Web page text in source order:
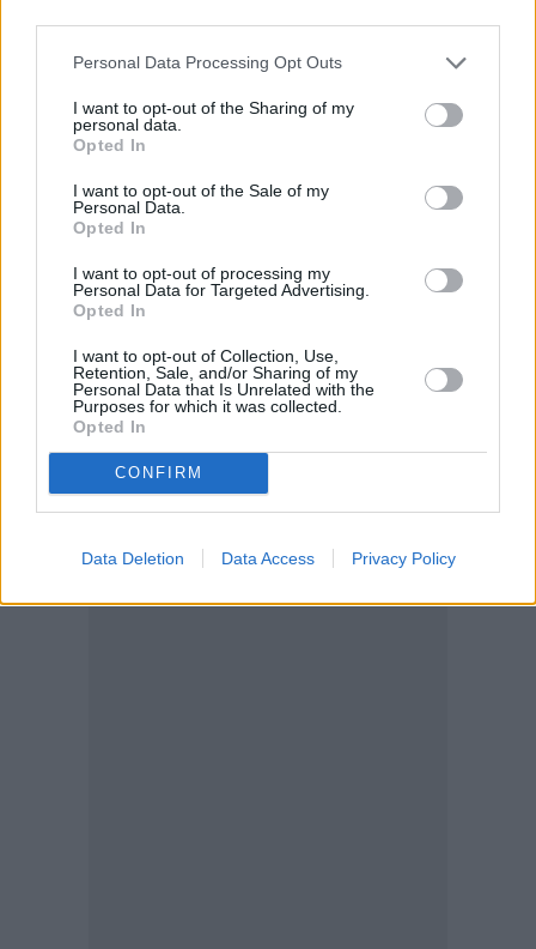
Personal Data Processing Opt Outs
I want to opt-out of the Sharing of my
personal data.
Opted In
I want to opt-out of the Sale of my
Personal Data.
Opted In
I want to opt-out of processing my
Personal Data for Targeted Advertising.
Opted In
I want to opt-out of Collection, Use,
Retention, Sale, and/or Sharing of my
Personal Data that Is Unrelated with the
Purposes for which it was collected.
Opted In
CONFIRM
Data Deletion Data Access Privacy Policy
αντισταθμίσει το αρχικό αποτύπωμα και να
ξεπεράσει τα οχήματα με κινητήρα εσωτερικής
καύσης ως προς την φιλικότητα προς το περιβάλλον.
ένα ηλεκτρικό εκπέμπει κατά μέσο όρο 24,2 τόνους
CO2 από τους 33 τόνους που εκπέμπει ένα
πετρελαιοκίνητο όχημα. Ωστόσο, η ανάλυση
υπογραμμίζει πως όταν ένα ηλεκτρικό βασίζεται
στην ηλεκτρική ενέργεια από ορυκτά καύσιμα,
μπορεί να χρειαστούν περισσότερα χιλιόμετρα για
να ξεπεράσει τα οχήματα εσωτερικής καύσης, ενώ
εάν βασίζονται σε ανανεώσιμες πηγές ενέργειας, το
περιβαλλοντολογικό αποτύπωμα θα ξεπεραστεί
πολύ νωρίτερα.